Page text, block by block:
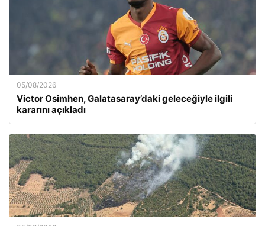
05/08/2026
Victor Osimhen, Galatasaray’daki geleceğiyle ilgili
kararını açıkladı